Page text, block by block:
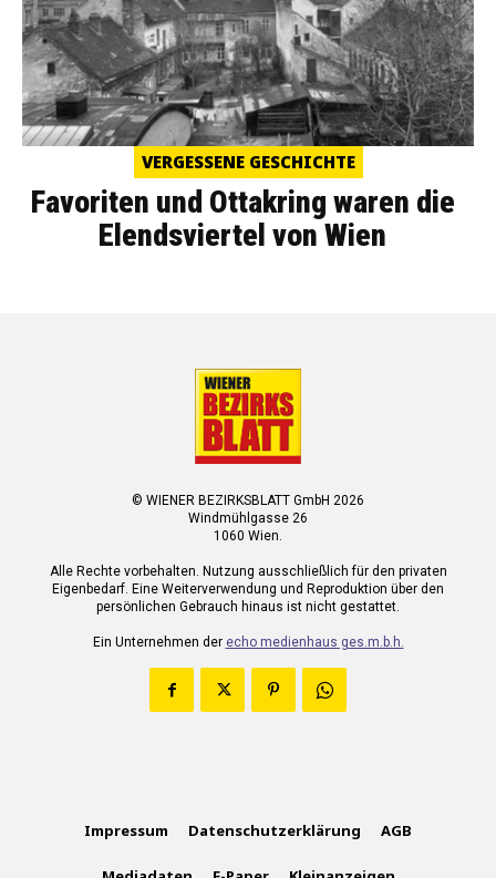
VERGESSENE GESCHICHTE
Favoriten und Ottakring waren die
Elendsviertel von Wien
© WIENER BEZIRKSBLATT GmbH 2026
Windmühlgasse 26
1060 Wien.
Alle Rechte vorbehalten. Nutzung ausschließlich für den privaten
Eigenbedarf. Eine Weiterverwendung und Reproduktion über den
persönlichen Gebrauch hinaus ist nicht gestattet.
Ein Unternehmen der echo medienhaus ges.m.b.h.
Impressum Datenschutzerklärung AGB